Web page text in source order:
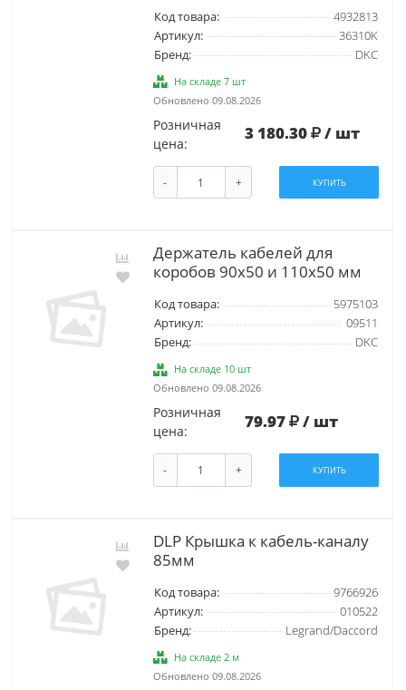
Код товара:
4932813
Артикул:
36310K
Бренд:
DKC
На складе 7 шт
Обновлено 09.08.2026
Розничная
цена:
3 180.30 / шт
- + КУПИТЬ
Держатель кабелей для
коробов 90х50 и 110х50 мм
Код товара:
5975103
Артикул:
09511
Бренд:
DKC
На складе 10 шт
Обновлено 09.08.2026
Розничная
цена:
79.97 / шт
- + КУПИТЬ
DLP Крышка к кабель-каналу
85мм
Код товара:
9766926
Артикул:
010522
Бренд:
Legrand/Daccord
На складе 2 м
Обновлено 09.08.2026